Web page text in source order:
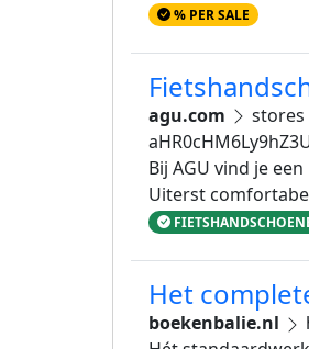
% PER SALE
agu.com stores
Bij AGU vind je
Uiterst
Het
boekenbalie.nl